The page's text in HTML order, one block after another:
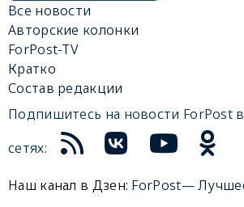
Все новости
Авторские колонки
ForPost-TV
Кратко
Состав редакции
Подпишитесь на новости ForPost
сетях:
Наш канал в Дзен: ForPost—